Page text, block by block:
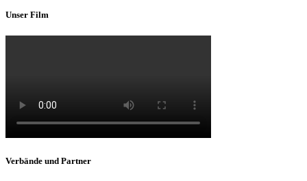
Unser Film
Verbände und Partner